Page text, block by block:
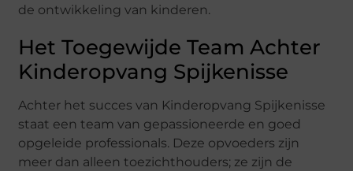
de ontwikkeling van kinderen.
Het Toegewijde Team Achter
Kinderopvang Spijkenisse
Achter het succes van Kinderopvang Spijkenisse
staat een team van gepassioneerde en goed
opgeleide professionals. Deze opvoeders zijn
meer dan alleen toezichthouders; ze zijn de